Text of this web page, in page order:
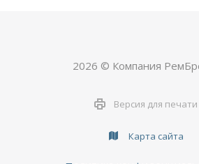
2026 © Компания
Версия для печати
Карта сайта